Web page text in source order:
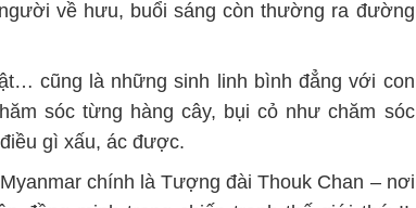
về hưu, buổi sáng còn thường ra đường
cũng là những sinh linh bình đẳng với con
sóc từng hàng cây, bụi cỏ như chăm sóc
gì xấu, ác được.
chính là Tượng đài Thouk Chan – nơi